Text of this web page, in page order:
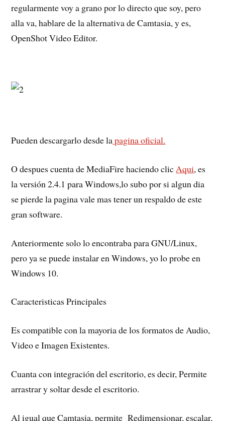
regularmente voy a grano por lo directo que soy, pero
alla va, hablare de la alternativa de Camtasia, y es,
OpenShot Video Editor.
Pueden descargarlo desde lapagina oficial.
O despues cuenta de MediaFire haciendo clic Aqui, es
la versión 2.4.1 para Windows,lo subo por si algun dia
se pierde la pagina vale mas tener un respaldo de este
gran software.
Anteriormente solo lo encontraba para GNU/Linux,
pero ya se puede instalar en Windows, yo lo probe en
Windows 10.
Caracteristicas Principales
Es compatible con la mayoria de los formatos de Audio,
Video e Imagen Existentes.
Cuanta con integración del escritorio, es decir, Permite
arrastrar y soltar desde el escritorio.
Al igual que Camtasia, permite Redimensionar, escalar,